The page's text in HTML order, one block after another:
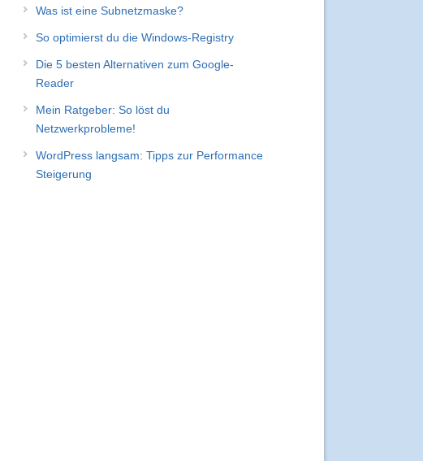
Was ist eine Subnetzmaske?
So optimierst du die Windows-Registry
Die 5 besten Alternativen zum Google-
Reader
Mein Ratgeber: So löst du
Netzwerkprobleme!
WordPress langsam: Tipps zur Performance
Steigerung